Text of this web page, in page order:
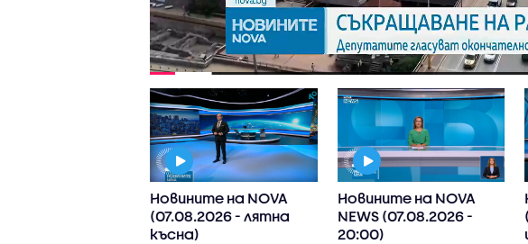
Новините на NOVA
(07.08.2026 - лятна
късна)
Новините на NOVA
NEWS (07.08.2026 -
20:00)